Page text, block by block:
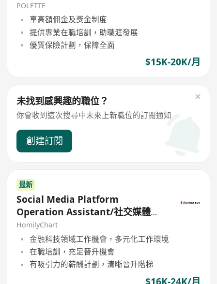
POLETTE
享高額佣金及獎金制度
提供專業在職培訓，助職涯發展
優質保險計劃，保障全面
$15K-20K/月
未找到感興趣的職位？
你會收到這次搜尋中未來上新職位的訂閱通知
創建訂閱
最新
Social Media Platform
Operation Assistant/社交媒體運
營助理
HomilyChart
金融科技領域工作機會，多元化工作環境
在職培訓，充足晉升機會
有吸引力的薪酬計劃，清晰晉升階梯
$16K-24K/月